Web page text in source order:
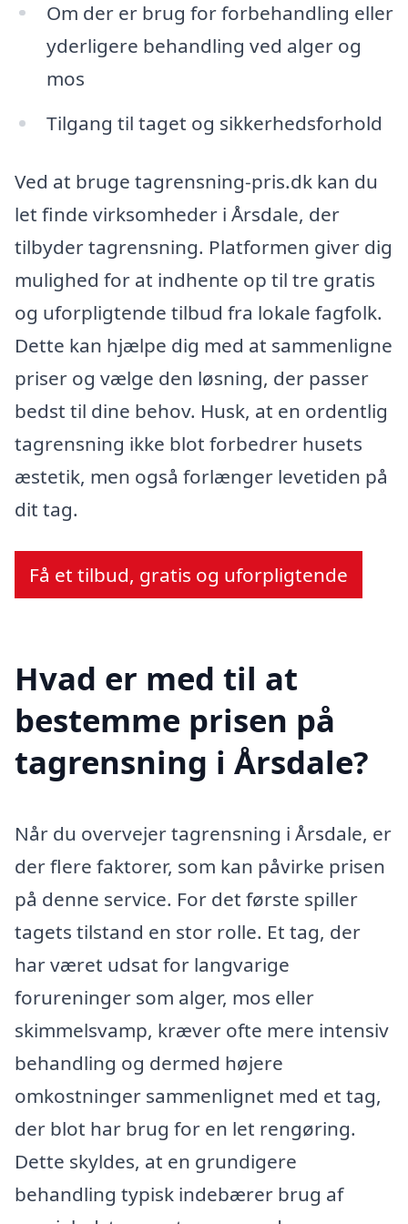
Om der er brug for forbehandling eller
yderligere behandling ved alger og
mos
Tilgang til taget og sikkerhedsforhold
Ved at bruge tagrensning-pris.dk kan du
let finde virksomheder i Årsdale, der
tilbyder tagrensning. Platformen giver dig
mulighed for at indhente op til tre gratis
og uforpligtende tilbud fra lokale fagfolk.
Dette kan hjælpe dig med at sammenligne
priser og vælge den løsning, der passer
bedst til dine behov. Husk, at en ordentlig
tagrensning ikke blot forbedrer husets
æstetik, men også forlænger levetiden på
dit tag.
Få et tilbud, gratis og uforpligtende
Hvad er med til at
bestemme prisen på
tagrensning i Årsdale?
Når du overvejer tagrensning i Årsdale, er
der flere faktorer, som kan påvirke prisen
på denne service. For det første spiller
tagets tilstand en stor rolle. Et tag, der
har været udsat for langvarige
forureninger som alger, mos eller
skimmelsvamp, kræver ofte mere intensiv
behandling og dermed højere
omkostninger sammenlignet med et tag,
der blot har brug for en let rengøring.
Dette skyldes, at en grundigere
behandling typisk indebærer brug af